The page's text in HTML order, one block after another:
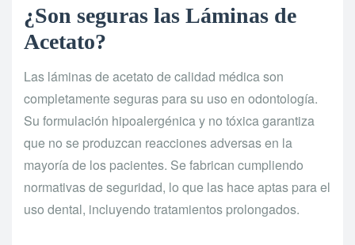
¿Son seguras las Láminas de
Acetato?
Las láminas de acetato de calidad médica son
completamente seguras para su uso en odontología.
Su formulación hipoalergénica y no tóxica garantiza
que no se produzcan reacciones adversas en la
mayoría de los pacientes. Se fabrican cumpliendo
normativas de seguridad, lo que las hace aptas para el
uso dental, incluyendo tratamientos prolongados.